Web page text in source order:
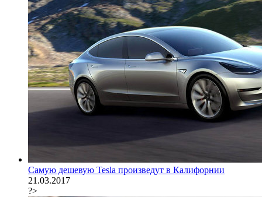
Самую дешевую Tesla произведут в Калифорнии
21.03.2017
?>